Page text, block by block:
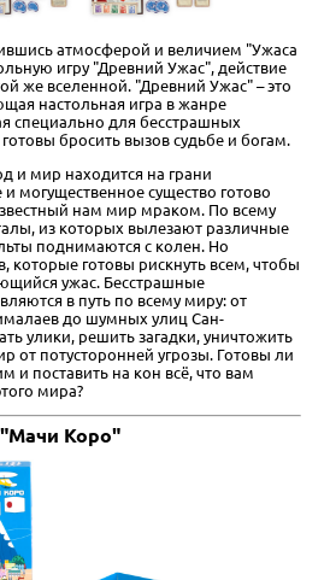
атмосферой и величием "Ужаса
игру "Древний Ужас", действие
же вселенной. "Древний Ужас" – это
настольная игра в жанре
специально для бесстрашных
бросить вызов судьбе и богам.
и мир находится на грани
могущественное существо готово
нам мир мраком. По всему
из которых вылезают различные
поднимаются с колен. Но
которые готовы рискнуть всем, чтобы
ужас. Бесстрашные
в путь по всему миру: от
до шумных улиц Сан-
улики, решить загадки, уничтожить
от потусторонней угрозы. Готовы ли
и поставить на кон всё, что вам
мира?
"Мачи Коро"